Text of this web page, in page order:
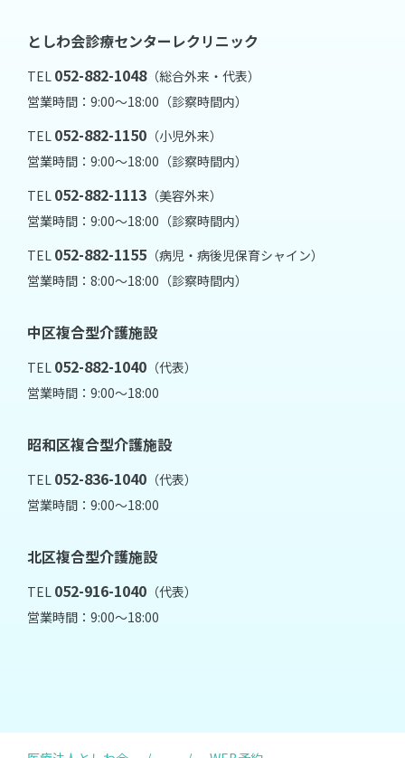
としわ会診療センターレクリニック
TEL 052-882-1048（総合外来・代表）
営業時間：9:00～18:00（診察時間内）
TEL 052-882-1150 （小児外来）
営業時間：9:00～18:00（診察時間内）
TEL 052-882-1113 （美容外来）
営業時間：9:00～18:00（診察時間内）
TEL 052-882-1155 （病児・病後児保育シャイン）
営業時間：8:00～18:00（診察時間内）
中区複合型介護施設
TEL 052-882-1040 （代表）
営業時間：9:00～18:00
昭和区複合型介護施設
TEL 052-836-1040 （代表）
営業時間：9:00～18:00
北区複合型介護施設
TEL 052-916-1040 （代表）
営業時間：9:00～18:00